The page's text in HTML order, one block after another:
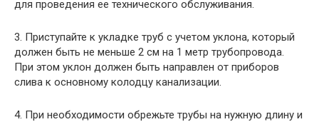
для проведения ее технического обслуживания.
3. Приступайте к укладке труб с учетом уклона, который
должен быть не меньше 2 см на 1 метр трубопровода.
При этом уклон должен быть направлен от приборов
слива к основному колодцу канализации.
4. При необходимости обрежьте трубы на нужную длину и